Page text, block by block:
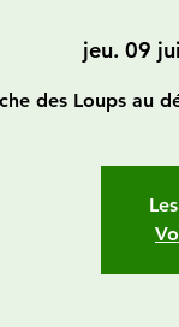
jeu. 09
des Loups au